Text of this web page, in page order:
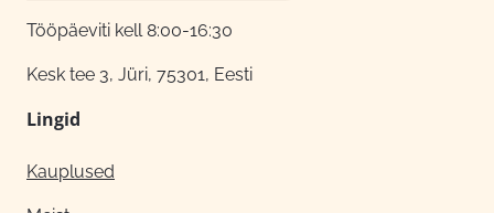
Tööpäeviti kell 8:00-16:30
Kesk tee 3, Jüri, 75301, Eesti
Lingid
Kauplused